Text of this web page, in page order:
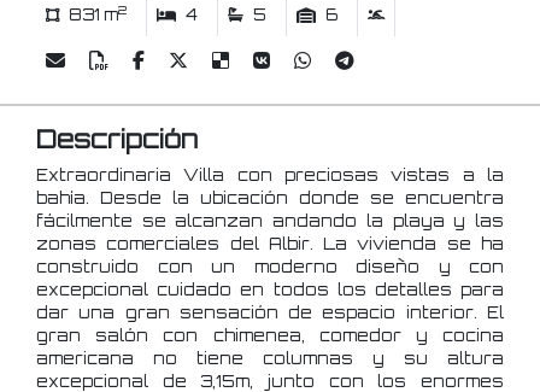
831 m2 4 5 6
Descripción
Extraordinaria Villa con preciosas vistas a la
bahía. Desde la ubicación donde se encuentra
fácilmente se alcanzan andando la playa y las
zonas comerciales del Albir. La vivienda se ha
construido con un moderno diseño y con
excepcional cuidado en todos los detalles para
dar una gran sensación de espacio interior. El
gran salón con chimenea, comedor y cocina
americana no tiene columnas y su altura
excepcional de 3,15m, junto con los enormes